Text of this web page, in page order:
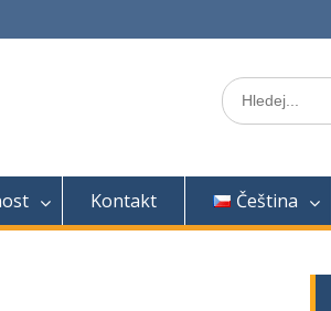
Search
for:
Kontakt Čeština